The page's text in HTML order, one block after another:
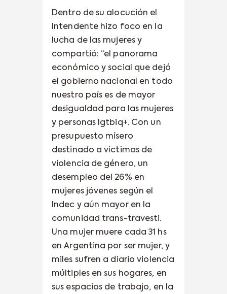
Dentro de su alocución el
Intendente hizo foco en la
lucha de las mujeres y
compartió: “el panorama
económico y social que dejó
el gobierno nacional en todo
nuestro país es de mayor
desigualdad para las mujeres
y personas lgtbiq+. Con un
presupuesto mísero
destinado a víctimas de
violencia de género, un
desempleo del 26% en
mujeres jóvenes según el
Indec y aún mayor en la
comunidad trans-travesti.
Una mujer muere cada 31 hs
en Argentina por ser mujer, y
miles sufren a diario violencia
múltiples en sus hogares, en
sus espacios de trabajo, en la